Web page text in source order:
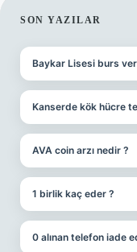
SON YAZILAR
Baykar Lisesi burs
Kanserde kök hücre
AVA coin arzı nedir ?
1 birlik kaç eder ?
0 alınan telefon iade